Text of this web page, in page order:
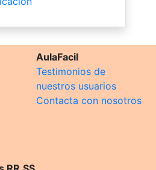
AulaFacil
Testimonios de
nuestros usuarios
Contacta con nosotros